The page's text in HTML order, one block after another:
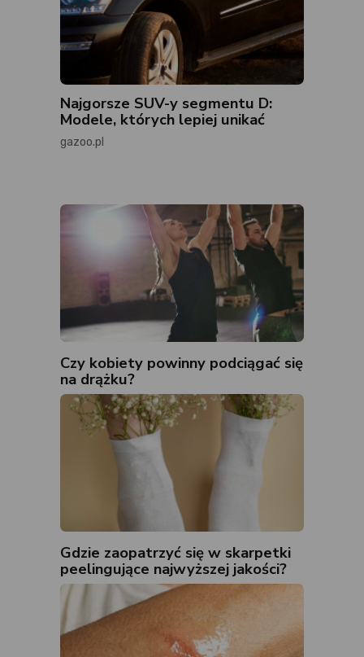
Najgorsze SUV-y segmentu D:
Modele, których lepiej unikać
gazoo.pl
Czy kobiety powinny podciągać się
na drążku?
Gdzie zaopatrzyć się w skarpetki
peelingujące najwyższej jakości?